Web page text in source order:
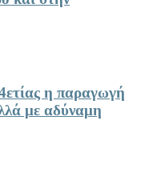
η παραγωγή
με αδύναμη